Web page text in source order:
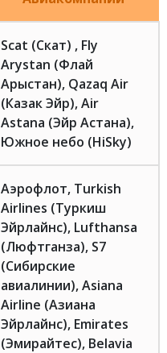
Scat (Скат) , Fly
Arystan (Флай
Арыстан), Qazaq Air
(Казак Эйр), Air
Astana (Эйр Астана),
Южное небо (HiSky)
Аэрофлот, Turkish
Airlines (Туркиш
Эйрлайнс), Lufthansa
(Люфтганза), S7
(Сибирские
авиалинии), Asiana
Airline (Азиана
Эйрлайнс), Emirates
(Эмирайтес), Belavia